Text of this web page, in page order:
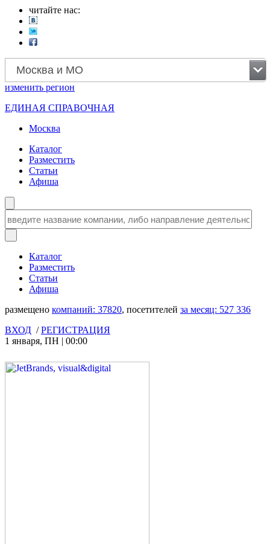
читайте нас:
Москва и МО
изменить регион
ЕДИНАЯ СПРАВОЧНАЯ
Москва
Каталог
Разместить
Статьи
Афиша
Каталог
Разместить
Статьи
Афиша
размещено компаний: 37820, посетителей за месяц: 527 336
ВХОД /РЕГИСТРАЦИЯ
1 января, ПН | 00:00